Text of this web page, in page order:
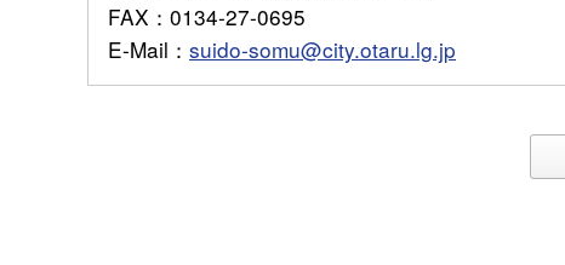
FAX ：0134-27-0695
E-Mail ： suido-somu@city.otaru.lg.jp